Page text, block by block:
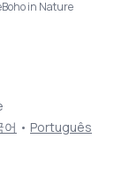
Boho in Nature
어 • Português